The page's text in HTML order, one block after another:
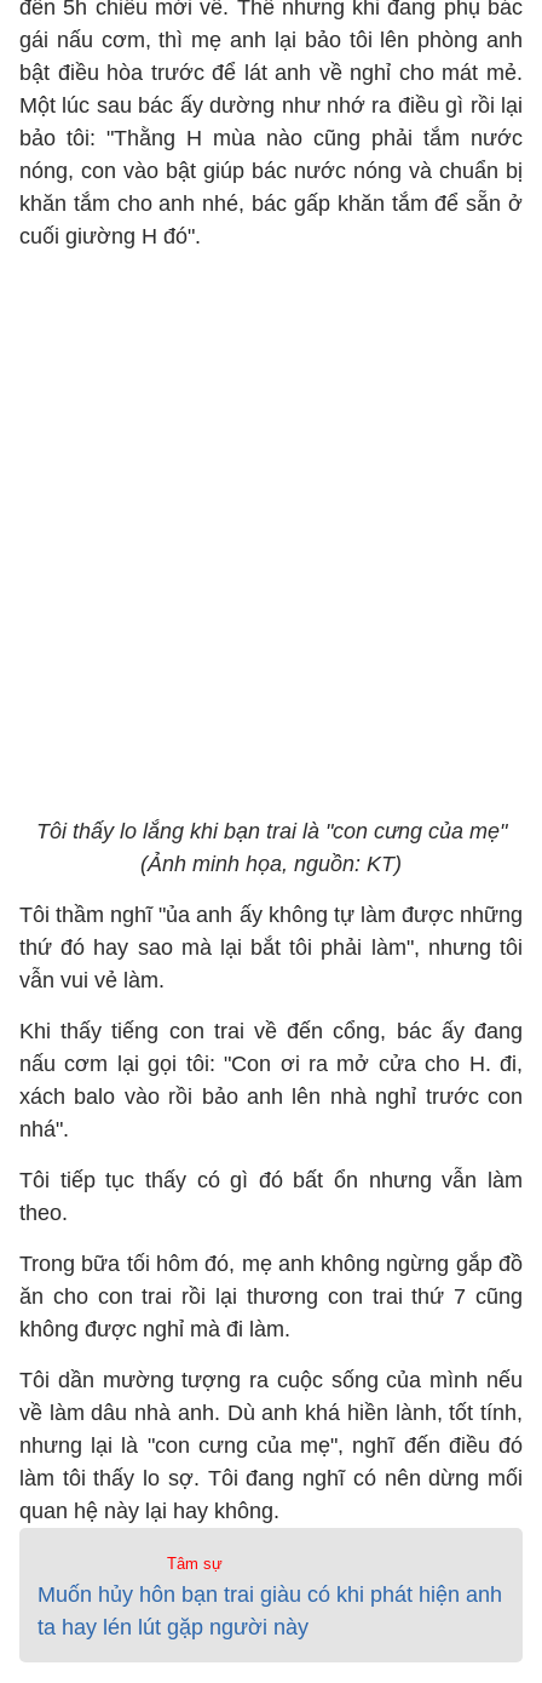
đến 5h chiều mới về. Thế nhưng khi đang phụ bác
gái nấu cơm, thì mẹ anh lại bảo tôi lên phòng anh
bật điều hòa trước để lát anh về nghỉ cho mát mẻ.
Một lúc sau bác ấy dường như nhớ ra điều gì rồi lại
bảo tôi: "Thằng H mùa nào cũng phải tắm nước
nóng, con vào bật giúp bác nước nóng và chuẩn bị
khăn tắm cho anh nhé, bác gấp khăn tắm để sẵn ở
cuối giường H đó".
Tôi thấy lo lắng khi bạn trai là "con cưng của mẹ"
(Ảnh minh họa, nguồn: KT)
Tôi thầm nghĩ "ủa anh ấy không tự làm được những
thứ đó hay sao mà lại bắt tôi phải làm", nhưng tôi
vẫn vui vẻ làm.
Khi thấy tiếng con trai về đến cổng, bác ấy đang
nấu cơm lại gọi tôi: "Con ơi ra mở cửa cho H. đi,
xách balo vào rồi bảo anh lên nhà nghỉ trước con
nhá".
Tôi tiếp tục thấy có gì đó bất ổn nhưng vẫn làm
theo.
Trong bữa tối hôm đó, mẹ anh không ngừng gắp đồ
ăn cho con trai rồi lại thương con trai thứ 7 cũng
không được nghỉ mà đi làm.
Tôi dần mường tượng ra cuộc sống của mình nếu
về làm dâu nhà anh. Dù anh khá hiền lành, tốt tính,
nhưng lại là "con cưng của mẹ", nghĩ đến điều đó
làm tôi thấy lo sợ. Tôi đang nghĩ có nên dừng mối
quan hệ này lại hay không.
Tâm sự
Muốn hủy hôn bạn trai giàu có khi phát hiện anh
ta hay lén lút gặp người này